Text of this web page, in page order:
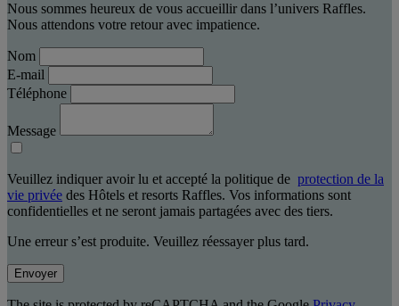
Nous sommes heureux de vous accueillir dans l’univers Raffles.
Nous attendons votre retour avec impatience.
Nom
E-mail
Téléphone
Message
Veuillez indiquer avoir lu et accepté la politique de protection de la
vie privée des Hôtels et resorts Raffles. Vos informations sont
confidentielles et ne seront jamais partagées avec des tiers.
Une erreur s’est produite. Veuillez réessayer plus tard.
Envoyer